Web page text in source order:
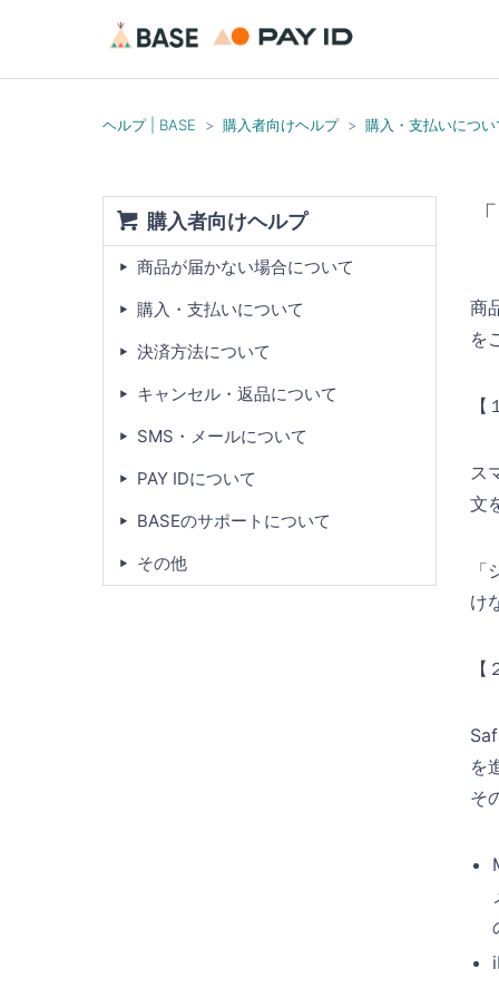
ヘルプ | BASE 購入者向けヘルプ 購入・支払いについ
商
を
ス
文
け
を
そ
購入者向けヘルプ
商品が届かない場合について
購入・支払いについて
決済方法について
キャンセル・返品について
SMS・メールについて
PAY IDについて
BASEのサポートについて
その他